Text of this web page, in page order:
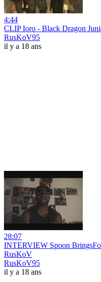
4:44
CLIP Ioro - Black Dragon
RusKoV95
il y a 18 ans
28:07
INTERVIEW Spoon
RusKoV
RusKoV95
il y a 18 ans